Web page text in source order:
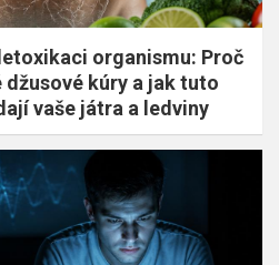
organismu: Proč
kúry a jak tuto
vaše játra a ledviny